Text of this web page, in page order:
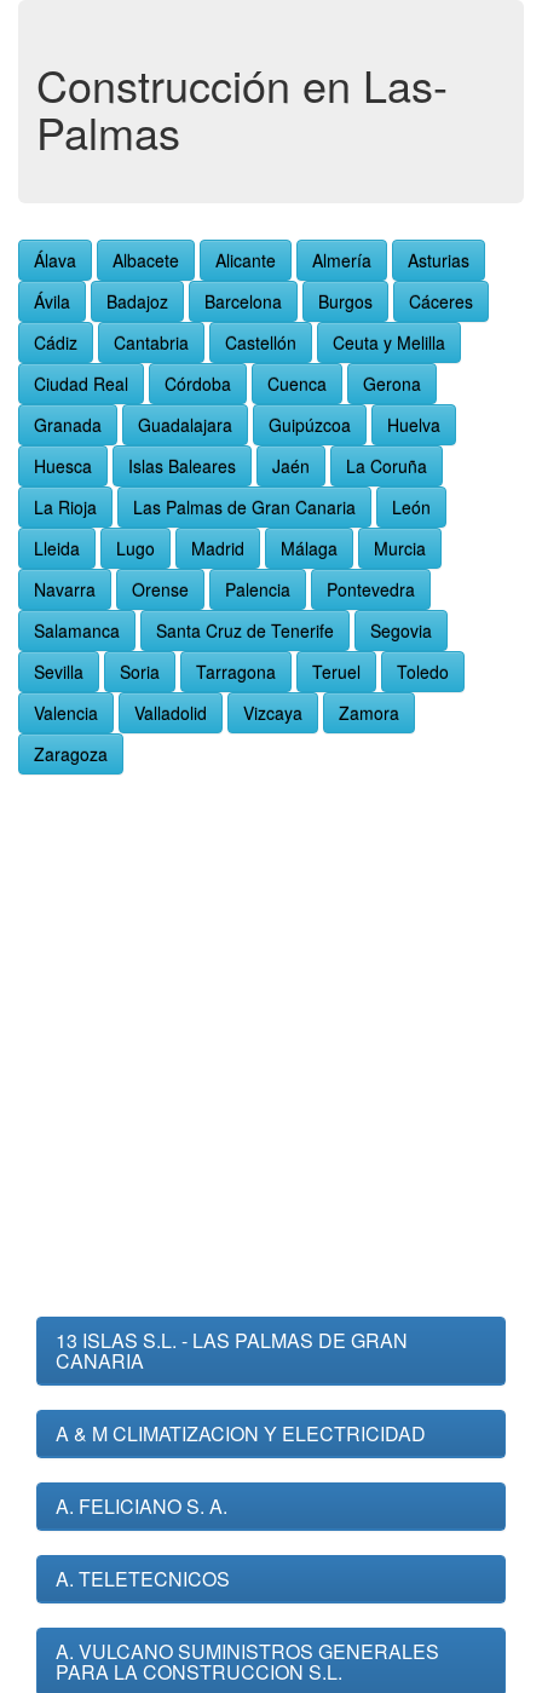
Construcción en Las-
Palmas
Álava Albacete Alicante Almería
Asturias
Ávila
Badajoz Barcelona Burgos
Cáceres
Cádiz
Cantabria Castellón
Ceuta y Melilla
Ciudad Real
Córdoba Cuenca
Gerona
Granada
Guadalajara Guipúzcoa
Huelva
Huesca
Islas Baleares Jaén
La Coruña
La Rioja
Las Palmas de Gran Canaria
León
Lleida
Lugo Madrid Málaga
Murcia
Navarra
Orense Palencia
Pontevedra
Salamanca
Santa Cruz de Tenerife
Segovia
Sevilla
Soria Tarragona Teruel
Toledo
Valencia
Valladolid Vizcaya
Zamora
Zaragoza
13 ISLAS S.L. - LAS PALMAS DE GRAN
CANARIA
A & M CLIMATIZACION Y ELECTRICIDAD
A. FELICIANO S. A.
A. TELETECNICOS
A. VULCANO SUMINISTROS GENERALES
PARA LA CONSTRUCCION S.L.